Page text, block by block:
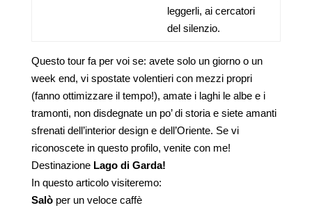
leggerli, ai cercatori
del silenzio.
Questo tour fa per voi se: avete solo un giorno o un
week end, vi spostate volentieri con mezzi propri
(fanno ottimizzare il tempo!), amate i laghi le albe e i
tramonti, non disdegnate un po’ di storia e siete amanti
sfrenati dell’interior design e dell’Oriente. Se vi
riconoscete in questo profilo, venite con me!
Destinazione Lago di Garda!
In questo articolo visiteremo:
Salòper un veloce caffè